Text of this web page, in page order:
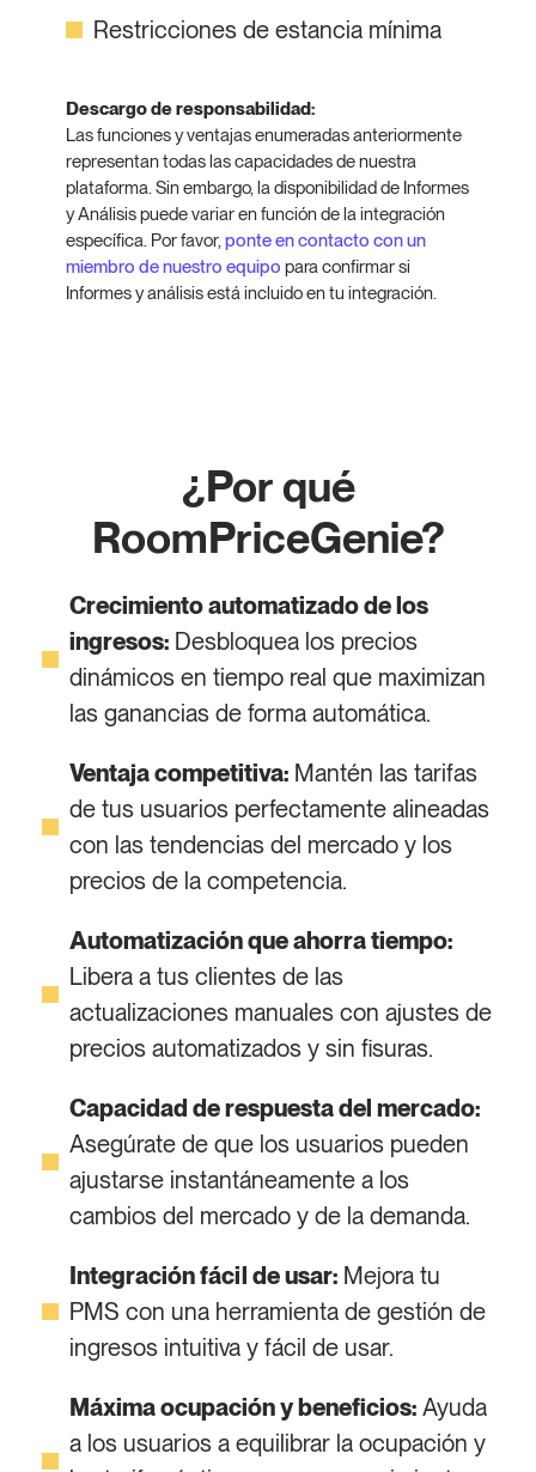
Restricciones de estancia mínima
Descargo de responsabilidad:
Las funciones y ventajas enumeradas anteriormente
representan todas las capacidades de nuestra
plataforma. Sin embargo, la disponibilidad de Informes
y Análisis puede variar en función de la integración
específica. Por favor,ponte en contacto con un
miembro de nuestro equipo para confirmar si
Informes y análisis está incluido en tu integración.
¿Por qué
RoomPriceGenie?
Crecimiento automatizado de los
ingresos:Desbloquea los precios
dinámicos en tiempo real que maximizan
las ganancias de forma automática.
Ventaja competitiva:Mantén las tarifas
de tus usuarios perfectamente alineadas
con las tendencias del mercado y los
precios de la competencia.
Automatización que ahorra tiempo:
Libera a tus clientes de las
actualizaciones manuales con ajustes de
precios automatizados y sin fisuras.
Capacidad de respuesta del mercado:
Asegúrate de que los usuarios pueden
ajustarse instantáneamente a los
cambios del mercado y de la demanda.
Integración fácil de usar:Mejora tu
PMS con una herramienta de gestión de
ingresos intuitiva y fácil de usar.
Máxima ocupación y beneficios:Ayuda
a los usuarios a equilibrar la ocupación y